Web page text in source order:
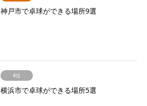
神戸市で卓球ができる場所9選
4位
横浜市で卓球ができる場所5選